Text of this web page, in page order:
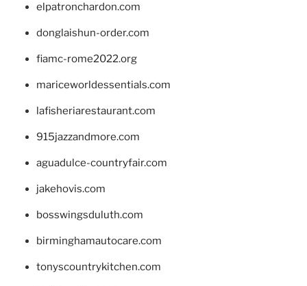
elpatronchardon.com
donglaishun-order.com
fiamc-rome2022.org
mariceworldessentials.com
lafisheriarestaurant.com
915jazzandmore.com
aguadulce-countryfair.com
jakehovis.com
bosswingsduluth.com
birminghamautocare.com
tonyscountrykitchen.com